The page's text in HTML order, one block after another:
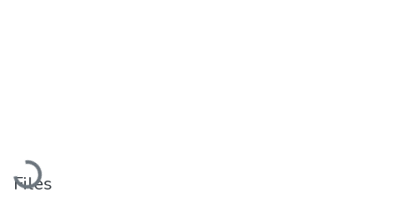
Loading...
Files